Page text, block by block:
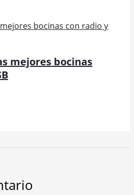
mejores bocinas